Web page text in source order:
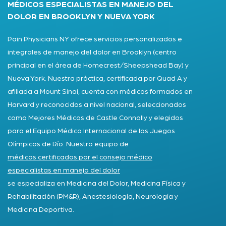
MÉDICOS ESPECIALISTAS EN MANEJO DEL
DOLOR EN BROOKLYN Y NUEVA YORK
Pain Physicians NY ofrece servicios personalizados e
integrales de manejo del dolor en Brooklyn (centro
principal en el área de Homecrest/Sheepshead Bay) y
Nueva York. Nuestra práctica, certificada por Quad A y
afiliada a Mount Sinai, cuenta con médicos formados en
Harvard y reconocidos a nivel nacional, seleccionados
como Mejores Médicos de Castle Connolly y elegidos
para el Equipo Médico Internacional de los Juegos
Olímpicos de Río. Nuestro equipo de
médicos certificados por el consejo médico
especialistas en manejo del dolor
se especializa en Medicina del Dolor, Medicina Física y
Rehabilitación (PM&R), Anestesiología, Neurología y
Medicina Deportiva.